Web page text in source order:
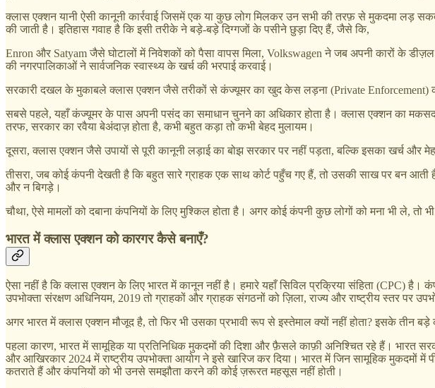
क्लास एक्शन यानी ऐसी कानूनी कार्रवाई जिसमें एक या कुछ लोग मिलकर उन सभी की तरफ़ से मुकदमा लड़
की जाती है। इतिहास गवाह है कि इसी तरीके ने बड़े-बड़े दिग्गजों के पसीने छुड़ा दिए हैं, जैसे कि,
Enron और Satyam जैसे घोटालों में निवेशकों को पैसा वापस मिला, Volkswagen ने जब अपनी कारों के
की नगरपालिकाओं ने सार्वजनिक स्वास्थ्य के खर्च की भरपाई करवाई।
सरकारी दखल के मुकाबले क्लास एक्शन जैसे तरीकों से कंज्यूमर का खुद केस लड़ना (Private Enforcement)
सबसे पहले, यहाँ कंज्यूमर के पास अपनी पसंद का समाधान चुनने का अधिकार होता है। क्लास एक्शन का मकसद
तरफ, सरकार का रवैया बेअंदाज़ होता है, कभी बहुत कड़ा तो कभी बेहद मुलायम।
दूसरा, क्लास एक्शन जैसे उपायों से पूरी कानूनी लड़ाई का बोझ सरकार पर नहीं पड़ता, बल्कि इसका खर्च और
तीसरा, जब कोई कंपनी देखती है कि बहुत सारे ग्राहक एक साथ कोर्ट पहुँच गए हैं, तो उसकी साख पर बन आती
और न बिगड़े।
चौथा, ऐसे मामलों को दबाना कंपनियों के लिए मुश्किल होता है। अगर कोई कंपनी कुछ लोगों को मना भी ले, तो
भारत में क्लास एक्शन को कारगर कैसे बनाएँ?
ऐसा नहीं है कि क्लास एक्शन के लिए भारत में कानून नहीं है। हमारे यहाँ सिविल प्रक्रिया संहिता (CPC)
उपभोक्ता संरक्षण अधिनियम, 2019 तो ग्राहकों और ग्राहक संगठनों को ज़िला, राज्य और राष्ट्रीय स्तर पर
अगर भारत में क्लास एक्शन मौजूद है, तो फिर भी उसका प्रभावी रूप से इस्तेमाल क्यों नहीं होता? इसके तीन बड़े
पहला कारण, भारत में सामूहिक या प्रतिनिधिक मुकदमों की दिशा और फ़ैसले काफ़ी अनिश्चित रहे हैं। भारत
और आखिरकार 2024 में राष्ट्रीय उपभोक्ता आयोग ने इसे खारिज कर दिया। भारत में जिन सामूहिक
कतराते हैं और कंपनियों को भी उनसे समझौता करने की कोई ज़रूरत महसूस नहीं होती।